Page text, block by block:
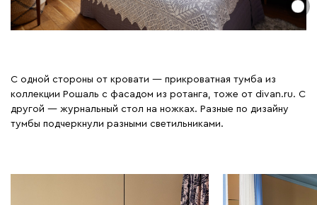
С одной стороны от кровати — прикроватная тумба из
коллекции Рошаль с фасадом из ротанга, тоже от divan.ru. С
другой — журнальный стол на ножках. Разные по дизайну
тумбы подчеркнули разными светильниками.